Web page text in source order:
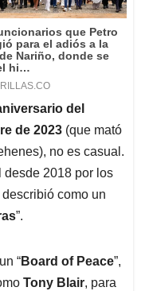
del
de 2023 (que mató
no es casual.
desde 2018 por los
describió como un
”.
“Board of Peace”,
Tony Blair, para